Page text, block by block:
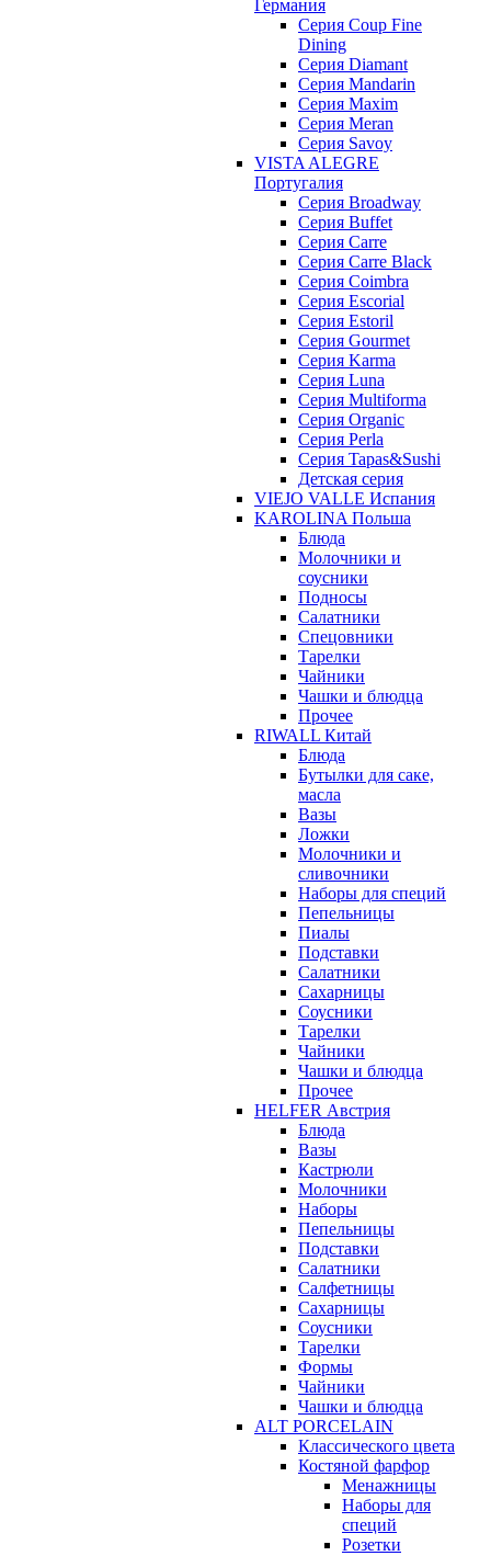
Германия
Cерия Coup Fine
Dining
Cерия Diamant
Cерия Mandarin
Cерия Maxim
Серия Meran
Серия Savoy
VISTA ALEGRE
Португалия
Серия Broadway
Серия Buffet
Серия Carre
Серия Carre Black
Серия Coimbra
Серия Escorial
Серия Estoril
Серия Gourmet
Серия Karma
Серия Luna
Серия Multiforma
Серия Organic
Серия Perla
Серия Tapas&Sushi
Детская серия
VIEJO VALLE Испания
KAROLINA Польша
Блюда
Молочники и
соусники
Подносы
Салатники
Спецовники
Тарелки
Чайники
Чашки и блюдца
Прочее
RIWALL Китай
Блюда
Бутылки для саке,
масла
Вазы
Ложки
Молочники и
сливочники
Наборы для специй
Пепельницы
Пиалы
Подставки
Салатники
Сахарницы
Соусники
Тарелки
Чайники
Чашки и блюдца
Прочее
HELFER Австрия
Блюда
Вазы
Кастрюли
Молочники
Наборы
Пепельницы
Подставки
Салатники
Салфетницы
Сахарницы
Соусники
Тарелки
Формы
Чайники
Чашки и блюдца
ALT PORCELAIN
Классического цвета
Костяной фарфор
Менажницы
Наборы для
специй
Розетки